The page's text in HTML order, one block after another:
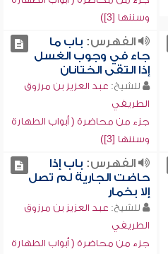
وسننها [3])
الفهرس: باب ما
جاء في وجوب الغسل
إذا التقى الختانان
للشيخ: عبد العزيز بن مرزوق
الطريفي
جزء من محاضرة ( أبواب الطهارة
وسننها [3])
الفهرس: باب إذا
حاضت الجارية لم تصل
إلا بخمار
للشيخ: عبد العزيز بن مرزوق
الطريفي
جزء من محاضرة ( أبواب الطهارة